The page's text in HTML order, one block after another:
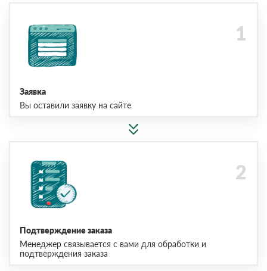
Заявка
Вы оставили заявку на сайте
Подтверждение заказа
Менеджер связывается с вами для обработки и
подтверждения заказа